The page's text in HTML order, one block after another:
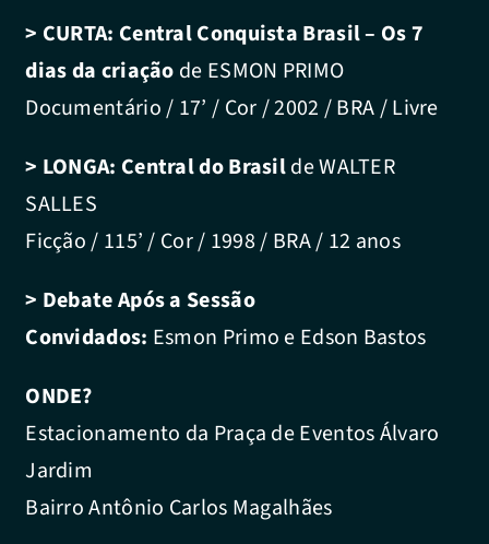
> CURTA: Central Conquista Brasil – Os 7
dias da criação de ESMON PRIMO
Documentário / 17’ / Cor / 2002 / BRA / Livre
> LONGA: Central do Brasilde WALTER
SALLES
Ficção / 115’ / Cor / 1998 / BRA / 12 anos
> Debate Após a Sessão
Convidados: Esmon Primo e Edson Bastos
ONDE?
Estacionamento da Praça de Eventos Álvaro
Jardim
Bairro Antônio Carlos Magalhães